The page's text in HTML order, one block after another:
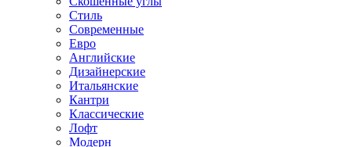
Стиль
Современные
Евро
Английские
Дизайнерские
Итальянские
Кантри
Классические
Лофт
Модерн